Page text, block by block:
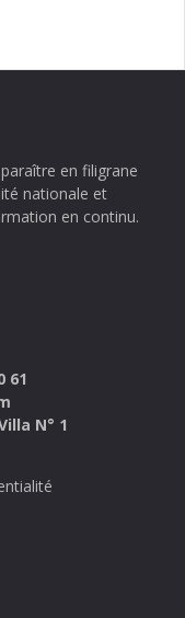
en filigrane
nationale et
en continu.
61
N° 1